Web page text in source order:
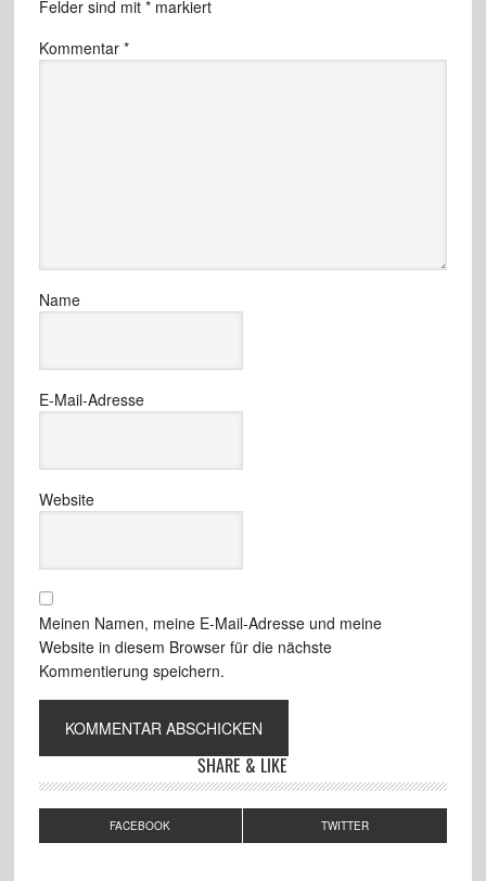
Felder sind mit *markiert
Kommentar *
Name
E-Mail-Adresse
Website
Meinen Namen, meine E-Mail-Adresse und meine
Website in diesem Browser für die nächste
Kommentierung speichern.
SHARE & LIKE
FACEBOOK TWITTER